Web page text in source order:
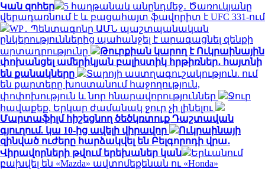
Կան զոհեր
5 հաղթանակ անընդմեջ․ Ծառուկյանը
վերադառնում է և բացահայտ ֆավորիտ է UFC 331-ում
WP․ Պենտագոնը ԱՄՆ պաշտպանական
ընկերություններից պահանջել է արագացնել զենքի
արտադրությունը
Թուրքիան կարող է Ուկրաինային
փոխանցել ամերիկյան բալիստիկ հրթիռներ․ հայտնի
են քանակները
Տարոյի աստղագուշակություն. ում
են քարտերը խոստանում հաջողություն,
փոփոխություն և նոր հնարավորություններ
Ջուր
հավաքեք. Երկար ժամանակ ջուր չի լինելու
Մարտաֆիլմ հիշեցնող ծեծկռտուք Դաշտավան
գյուղում. կա 10-ից ավելի վիրավոր
Ուկրաինայի
զինված ուժերը հարձակվել են Բելգորոդի վրա․
Վիրավորների թվում երեխաներ կան
Երևանում
բախվել են «Mazda» ավտոմեքենան ու «Honda»